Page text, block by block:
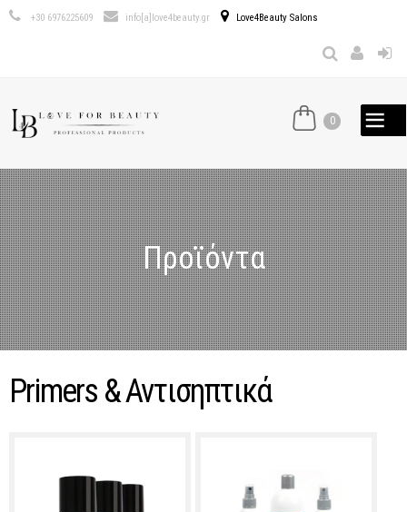
προς το
+30 6976225609 info[a]love4beauty.gr Love4Beauty Salons
0
Προϊόντα
Primers & Αντισηπτικά